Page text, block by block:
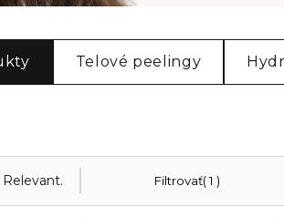
Telové peelingy
Filtrovať 1
Relevantnosť